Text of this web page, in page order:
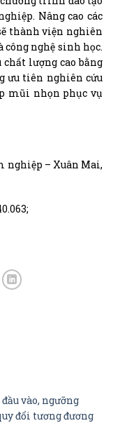
Nâng cao các
thành viện nghiên
nghệ sinh học.
lượng cao bằng
ưu tiên nghiên cứu
mũi nhọn phục vụ
nghiệp – Xuân Mai,
vào, ngưỡng
đổi tương đương